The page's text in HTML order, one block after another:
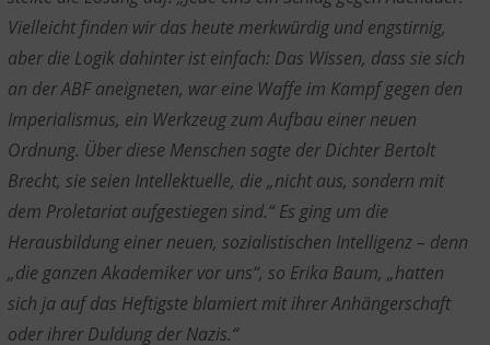
Vielleicht finden wir das heute merkwürdig und engstirnig,
aber die Logik dahinter ist einfach: Das Wissen, dass sie sich
an der ABF aneigneten, war eine Waffe im Kampf gegen den
Imperialismus, ein Werkzeug zum Aufbau einer neuen
Ordnung. Über diese Menschen sagte der Dichter Bertolt
Brecht, sie seien Intellektuelle, die „nicht aus, sondern mit
dem Proletariat aufgestiegen sind.“ Es ging um die
Herausbildung einer neuen, sozialistischen Intelligenz – denn
„die ganzen Akademiker vor uns“, so Erika Baum, „hatten
sich ja auf das Heftigste blamiert mit ihrer Anhängerschaft
oder ihrer Duldung der Nazis.“